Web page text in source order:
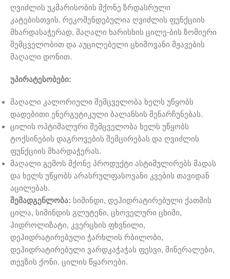
ღვიძლის უკმარისობის მქონე ზრდასრული
კატებისთვის. რეკომენდებულია ღვიძლის ფუნქციის
მხარდასაჭერად, მაღალი ხარისხის ცილე-ბის ზომიერი
შემცველობით და აუცილებელი ცხიმოვანი მჟავების
მაღალი დონით.
უპირატესობები:
მაღალი კალორიული შემცველობა ხელს უწყობს
დადებითი ენერგეტიკული ბალანსის შენარჩუნებას.
ცილის ოპტიმალური შემცველობა ხელს უწყობს
ტოქსინების დაგროვების შემცირებას და ღვიძლის
ფუნქციის მხარდაჭერას.
მაღალი გემოს მქონე პროდუქტი ასტიმულირებს მადას
და ხელს უწყობს არასრულფასოვანი კვების თავიდან
აცილებას.
შემადგენლობა: სიმინდი, დეჰიდრატირებული ქათმის
ცილა, სიმინდის გლუტენი, ცხოველური ცხიმი,
ჰიდროლიზატი, კვერცხის ფხვნილი,
დეჰიდრატირებული ჭარხლის რბილობი,
დეჰიდრატირებული ვარდკაჭაჭას ფესვი, მინერალები,
თევზის ქონი. ცილის წყაროები.